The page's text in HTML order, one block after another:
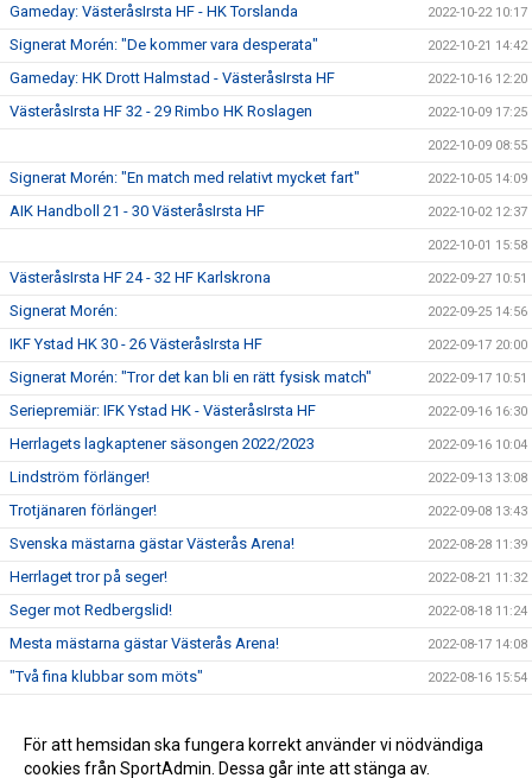
Gameday: VästeråsIrsta HF - HK Torslanda 2022-10-22 10:17
Signerat Morén: "De kommer vara desperata" 2022-10-21 14:42
Gameday: HK Drott Halmstad - VästeråsIrsta HF 2022-10-16 12:20
VästeråsIrsta HF 32 - 29 Rimbo HK Roslagen 2022-10-09 17:25
2022-10-09 08:55
Signerat Morén: "En match med relativt mycket fart" 2022-10-05 14:09
AIK Handboll 21 - 30 VästeråsIrsta HF 2022-10-02 12:37
2022-10-01 15:58
VästeråsIrsta HF 24 - 32 HF Karlskrona 2022-09-27 10:51
Signerat Morén: 2022-09-25 14:56
IKF Ystad HK 30 - 26 VästeråsIrsta HF 2022-09-17 20:00
Signerat Morén: "Tror det kan bli en rätt fysisk match" 2022-09-17 10:51
Seriepremiär: IFK Ystad HK - VästeråsIrsta HF 2022-09-16 16:30
Herrlagets lagkaptener säsongen 2022/2023 2022-09-16 10:04
Lindström förlänger! 2022-09-13 13:08
Trotjänaren förlänger! 2022-09-08 13:43
Svenska mästarna gästar Västerås Arena! 2022-08-28 11:39
Herrlaget tror på seger! 2022-08-21 11:32
Seger mot Redbergslid! 2022-08-18 11:24
Mesta mästarna gästar Västerås Arena! 2022-08-17 14:08
"Två fina klubbar som möts" 2022-08-16 15:54
Hagsköld förlänger! 2022-06-29 14:53
För att hemsidan ska fungera korrekt använder vi nödvändiga
cookies från SportAdmin. Dessa går inte att stänga av.